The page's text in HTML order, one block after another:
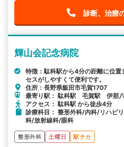
診断、治療
輝山会記念病院
特徴：駄科駅から4分の距離に位
セスがしやすくて便利です。
住所：長野県飯田市毛賀1707
最寄り駅： 駄科駅 毛賀駅 伊那
アクセス： 駄科駅 から徒歩4分
診療科目： 整形外科/内科/リハビ
科/放射線科/眼科
整形外科 土曜日 駅チカ